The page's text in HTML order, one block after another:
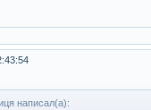
написал(а):